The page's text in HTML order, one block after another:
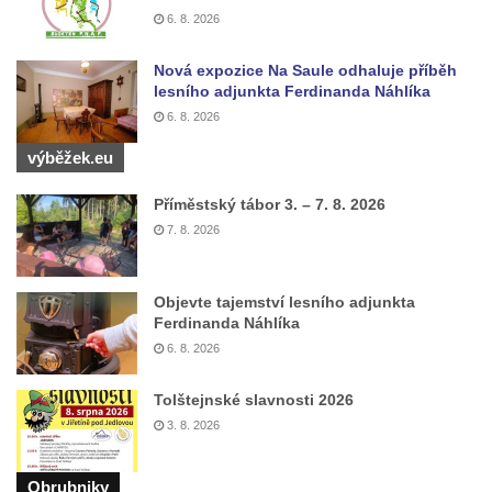
Chlumu
Kříž jižně od Prysku
Boží muka svatého Floriána v Mezné
Neugebauerův kříž východně od Sloupu v
Čechách
Duchcově
Údajný kříž před kostelem svatých Petra a
Pavla v Jeníkově
Kříž na návsi v Jeníkově
Kříž na křižovatce v Teplické ulici v Lahošti
od Mikulášovic
Kříž na rozcestí u domu čp. 123 v
Mikulášovicích
6. 8. 2026
Nová expozice Na Saule odhaluje příběh
lesního adjunkta Ferdinanda Náhlíka
6. 8. 2026
výběžek.eu
Příměstský tábor 3. – 7. 8. 2026
7. 8. 2026
Objevte tajemství lesního adjunkta
Ferdinanda Náhlíka
6. 8. 2026
Tolštejnské slavnosti 2026
3. 8. 2026
Obrubniky